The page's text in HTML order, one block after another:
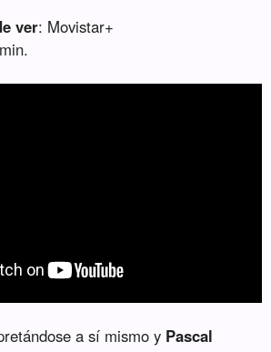
ver: Movistar+
a sí mismo y Pascal